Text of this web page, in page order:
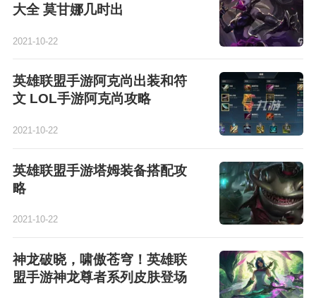
大全 莫甘娜几时出
2021-10-22
英雄联盟手游阿克尚出装和符
文 LOL手游阿克尚攻略
2021-10-22
英雄联盟手游塔姆装备搭配攻
略
2021-10-22
神龙破晓，啸傲苍穹！英雄联
盟手游神龙尊者系列皮肤登场